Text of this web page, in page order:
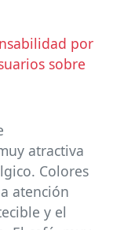
por
sobre
atractiva
Colores
atención
y el